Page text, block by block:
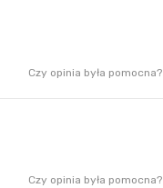
Czy opinia była pomocna?
Czy opinia była pomocna?